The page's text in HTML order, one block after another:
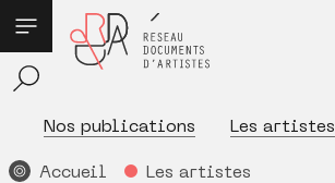
Nos publications Les artistes
Accueil Les artistes